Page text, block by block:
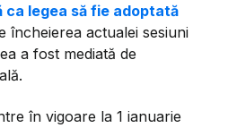
ca legea să fie adoptată
încheierea actualei sesiuni
a fost mediată de
în vigoare la 1 ianuarie